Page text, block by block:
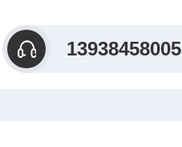
13938458005